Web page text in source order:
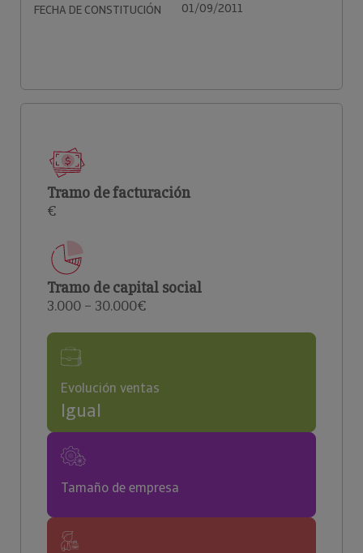
FECHA DE CONSTITUCIÓN 01/09/2011
Tramo de facturación
€
Tramo de capital social
3.000 – 30.000€
Evolución ventas
Igual
Tamaño de empresa